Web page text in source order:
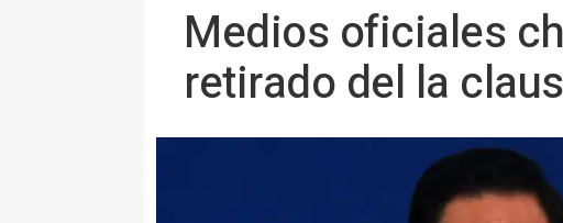
Medios oficiales
retirado del la